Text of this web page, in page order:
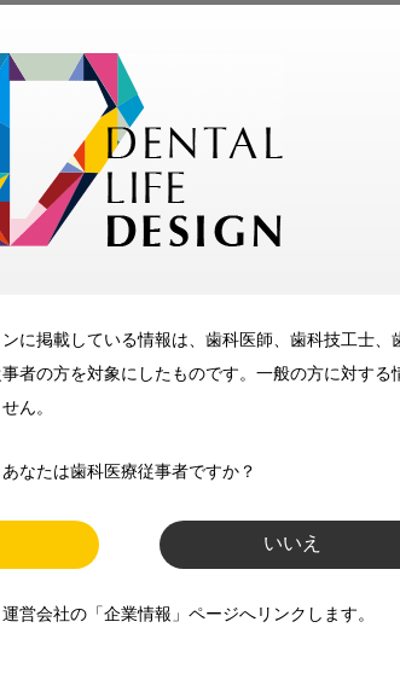
に掲載している情報は、歯科医師、歯科技工士、
者の方を対象にしたものです。一般の方に対する
ん。
あなたは歯科医療従事者ですか？
いいえ
営会社の「企業情報」ページへリンクします。
ライフデザインをもっと便利にご利用い
メリット
メールマガジンでお届け
歯科衛生士、歯科技工士）に
けします。